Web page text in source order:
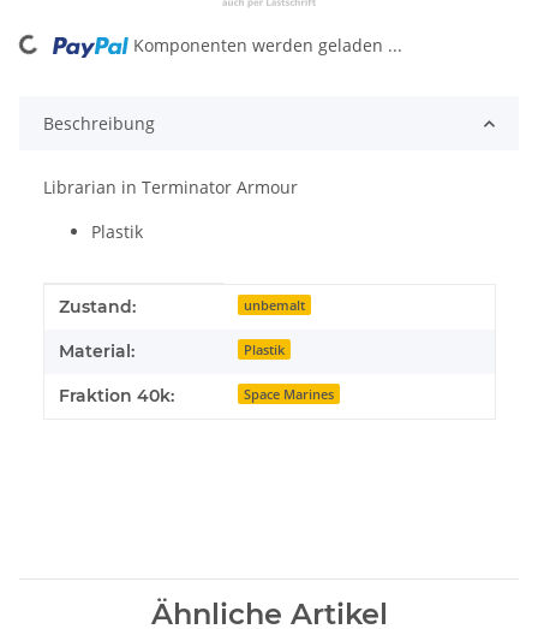
Loading... Komponenten werden geladen ...
Beschreibung
Librarian in Terminator Armour
Plastik
Produkteigenschaft
Wert
Zustand: unbemalt
Material: Plastik
Fraktion 40k: Space Marines
Ähnliche Artikel